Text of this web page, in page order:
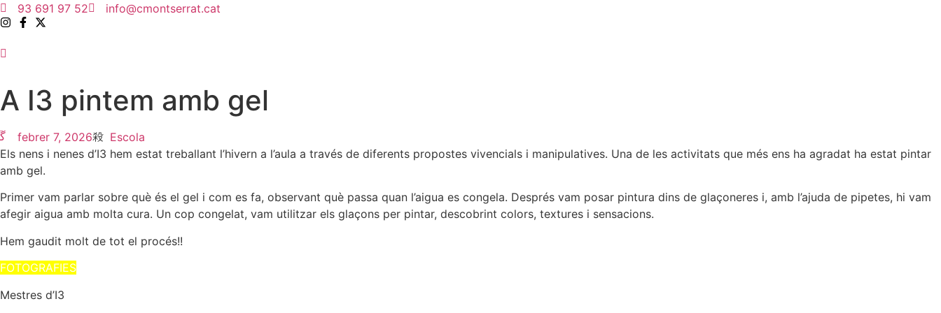
Vés
al
93 691 97 52 info@cmontserrat.cat
A I3 pintem amb gel
febrer 7, 2026
Escola
Els nens i nenes d’I3 hem estat treballant l’hivern a l’aula a través de diferents propostes vivencials i manipulatives. Una de les activitats que més ens ha agradat ha estat pintar
amb gel.
Primer vam parlar sobre què és el gel i com es fa, observant què passa quan l’aigua es congela. Després vam posar pintura dins de glaçoneres i, amb l’ajuda de pipetes, hi vam
afegir aigua amb molta cura. Un cop congelat, vam utilitzar els glaçons per pintar, descobrint colors, textures i sensacions.
Hem gaudit molt de tot el procés!!
FOTOGRAFIES
Mestres d’I3